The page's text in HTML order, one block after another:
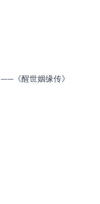
《醒世姻缘传》